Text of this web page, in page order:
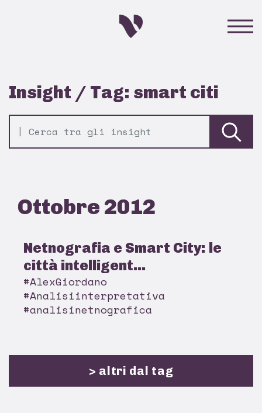
Insight / Tag: smart citi
Ottobre 2012
Netnografia e Smart City: le
città intelligent...
#AlexGiordano
#Analisiinterpretativa
#analisinetnografica
> altri dal tag